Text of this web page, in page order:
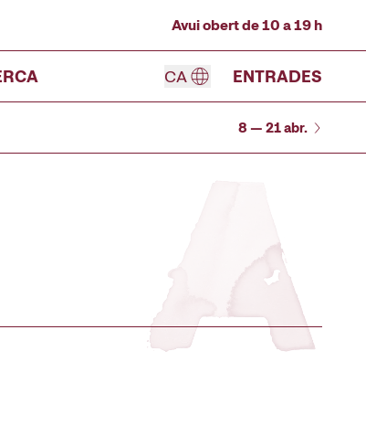
Avui obert de 10 a 19 h
CA ENTRADES
8 — 21 abr.